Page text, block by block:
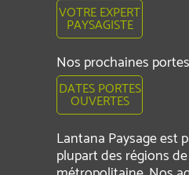
VOTRE EXPERT
PAYSAGISTE
Nos prochaines
DATES PORTES
OUVERTES
Lantana Paysage est
plupart des régions